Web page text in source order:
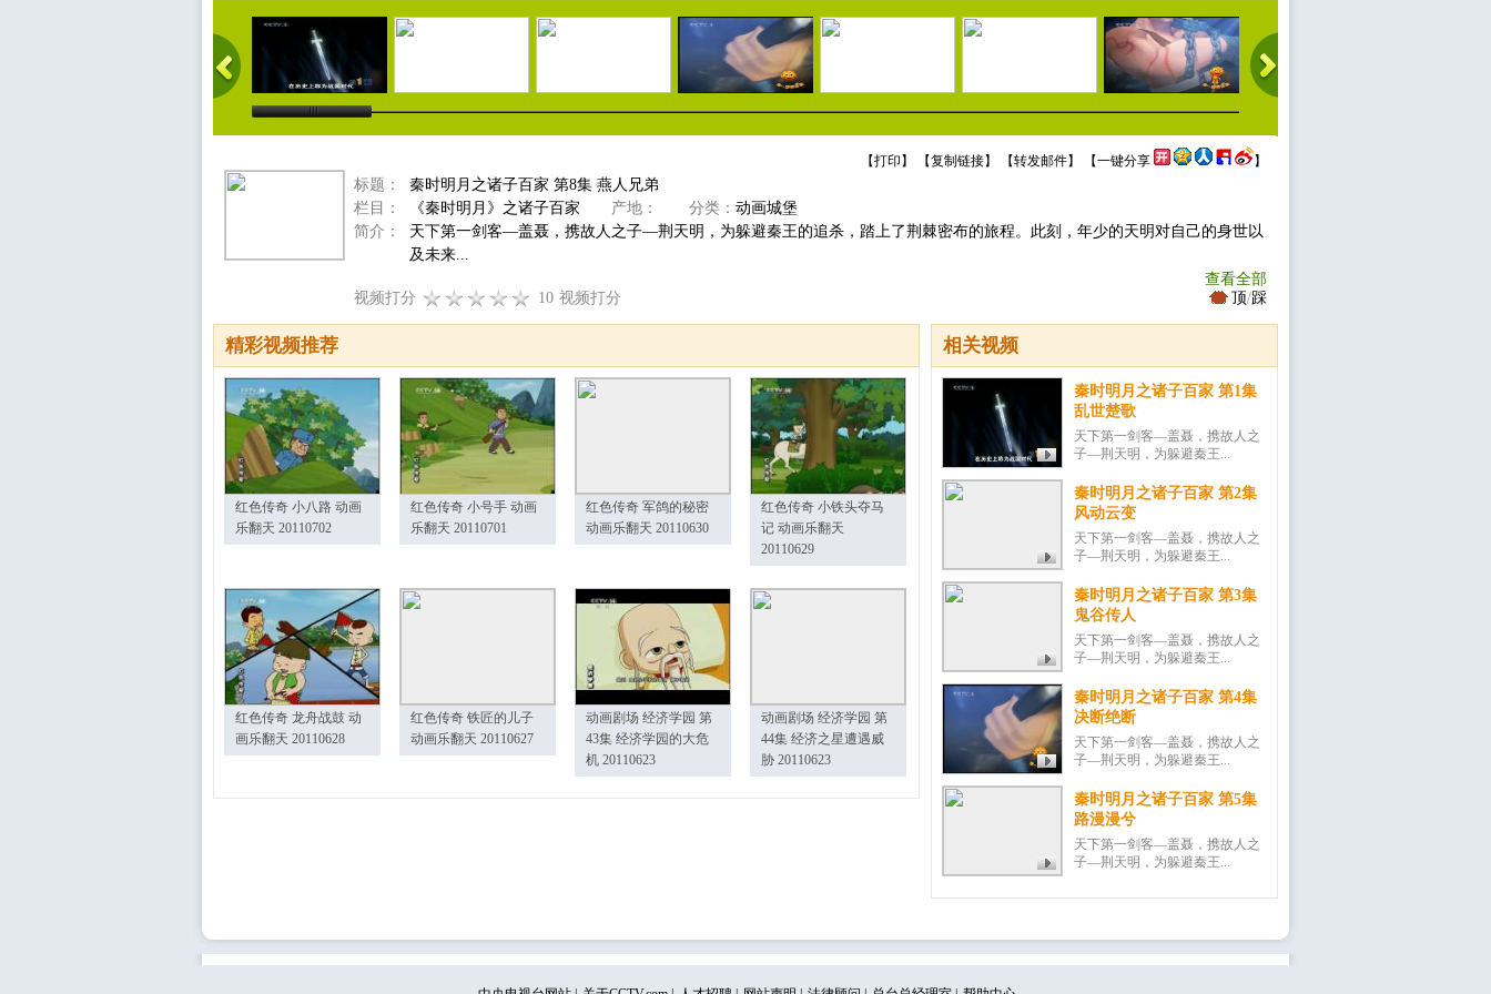
【打印 】 【复制链接】 【转发邮件】 【一键分享 】
标题：
秦时明月之诸子百家 第8集 燕人兄弟
栏目：
《秦时明月》之诸子百家 产地： 分类： 动画城堡
简介：
天下第一剑客―盖聂，携故人之子―荆天明，为躲避秦王的追杀，踏上了荆棘密布的旅程。此刻，年少的天明对自己的身世以
及未来...
查看全部
视频打分
10 视频打分 顶/踩
相关视频
秦时明月之诸子百家 第1集
乱世楚歌
天下第一剑客―盖聂，携故人之
子―荆天明，为躲避秦王...
秦时明月之诸子百家 第2集
风动云变
天下第一剑客―盖聂，携故人之
子―荆天明，为躲避秦王...
秦时明月之诸子百家 第3集
鬼谷传人
天下第一剑客―盖聂，携故人之
子―荆天明，为躲避秦王...
秦时明月之诸子百家 第4集
决断绝断
天下第一剑客―盖聂，携故人之
子―荆天明，为躲避秦王...
秦时明月之诸子百家 第5集
路漫漫兮
天下第一剑客―盖聂，携故人之
子―荆天明，为躲避秦王...
精彩视频推荐
红色传奇 小八路 动画
乐翻天 20110702
红色传奇 小号手 动画
乐翻天 20110701
红色传奇 军鸽的秘密
动画乐翻天 20110630
红色传奇 小铁头夺马
记 动画乐翻天
20110629
红色传奇 龙舟战鼓 动
画乐翻天 20110628
红色传奇 铁匠的儿子
动画乐翻天 20110627
动画剧场 经济学园 第
43集 经济学园的大危
机 20110623
动画剧场 经济学园 第
44集 经济之星遭遇威
胁 20110623